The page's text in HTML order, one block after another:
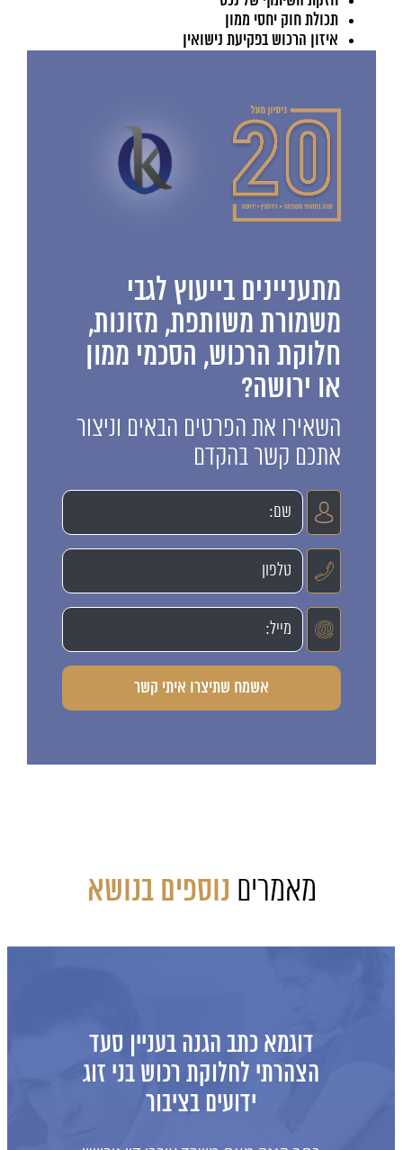
תכולת חוק יחסי ממון
איזון הרכוש בפקיעת נישואין
מתעניינים בייעוץ לגבי
משמורת משותפת, מזונות,
חלוקת הרכוש, הסכמי ממון
או ירושה?
השאירו את הפרטים הבאים וניצור
אתכם קשר בהקדם
מאמרים נוספים בנושא
כתב תביעה לאיזון
שיתוף בבית עם